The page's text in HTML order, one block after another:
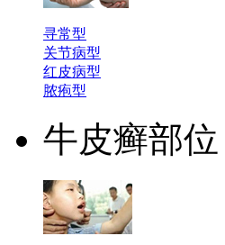
寻常型
关节病型
红皮病型
脓疱型
牛皮癣部位